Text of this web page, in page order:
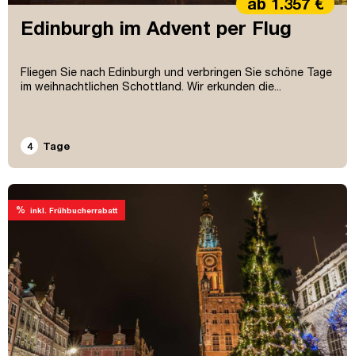
Edinburgh im Advent per Flug
Fliegen Sie nach Edinburgh und verbringen Sie schöne Tage
im weihnachtlichen Schottland. Wir erkunden die...
4 Tage
% inkl. Frühbucherrabatt